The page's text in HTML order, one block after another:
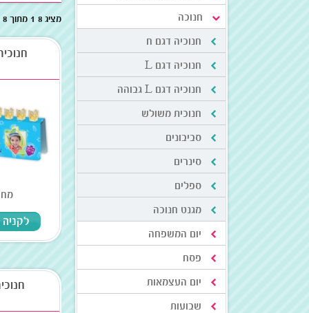
חנוכה
חנוכיה דגם ח
חנוכיה דגם L
חנוכיה דגם L גבוהה
חנוכית משולש
סביבונים
סינרים
ספלים
מגנט חנוכה
יום המשפחה
פסח
יום העצמאות
שבועות
מציג 1-8 מתוך 8
לקניה